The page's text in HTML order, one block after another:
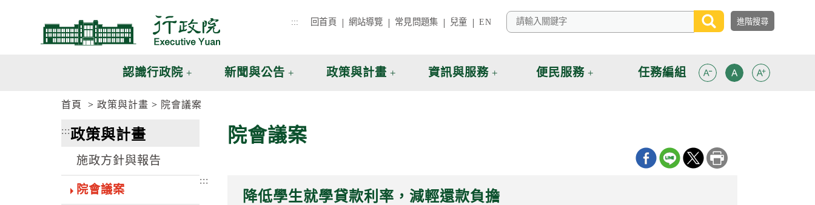
::: 回首頁 網站導覽 常見問題集 兒童 EN
認識行政院 新聞與公告 政策與計畫 資訊與服務 便民服務 任務編組
首頁 政策與計畫 院會議案
:::政策與計畫
施政方針與報告
院會議案
院會議案
:::
降低學生就學貸款利率，減輕還款負擔